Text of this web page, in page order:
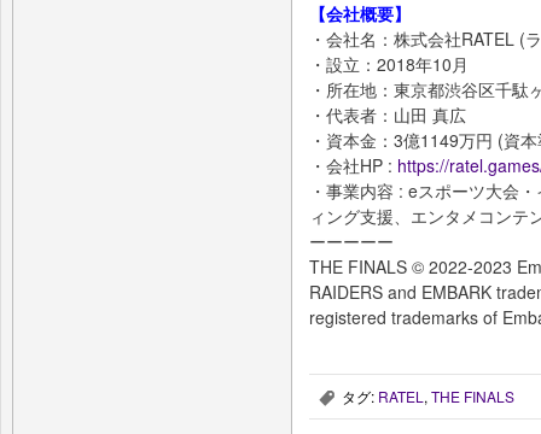
【会社概要】
・会社名：株式会社RATEL (
・設立：2018年10月
・所在地：東京都渋谷区千駄
・代表者：山田 真広
・資本金：3億1149万円 (資
・会社HP : https://
・事業内容 : eスポーツ大会
ィング支援、エンタメコンテ
ーーーーー
THE FINALS © 2022-2023
RAIDERS and EMBARK
registered trademarks of
, タグ: RATEL , THE FINALS